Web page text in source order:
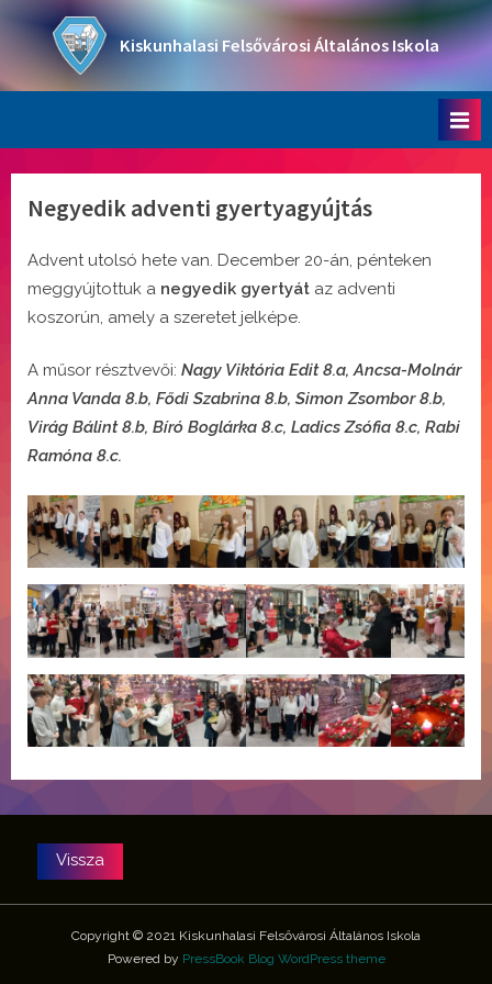
content
Kiskunhalasi Felsővárosi Általános Iskola
Negyedik adventi gyertyagyújtás
Advent utolsó hete van. December 20-án, pénteken
meggyújtottuk a negyedik gyertyát az adventi
koszorún, amely a szeretet jelképe.
A műsor résztvevői: Nagy Viktória Edit 8.a, Ancsa-Molnár
Anna Vanda 8.b, Fődi Szabrina 8.b, Simon Zsombor 8.b,
Virág Bálint 8.b, Bíró Boglárka 8.c, Ladics Zsófia 8.c, Rabi
Ramóna 8.c.
Copyright © 2021 Kiskunhalasi Felsővárosi Általános Iskola
Powered by PressBook Blog WordPress theme